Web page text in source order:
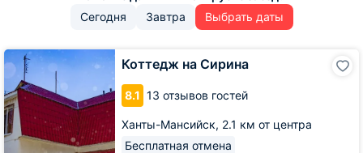
Сегодня Завтра Выбрать даты
Коттедж на Сирина
8.1 13 отзывов гостей
Ханты-Мансийск, 2.1 км от центра
Бесплатная отмена
Коттедж
Сирина